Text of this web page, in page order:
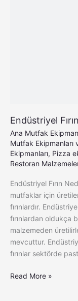
Endüstriyel Fırın
Ana Mutfak
Mutfak Ekipmanları
Ekipmanları, Pizza
Restoran
Endüstriyel Fırın
mutfaklar için
fırınlardır.
fırınlardan oldukça
malzemeden
mevcuttur.
fırınlar sektörde
Read More »